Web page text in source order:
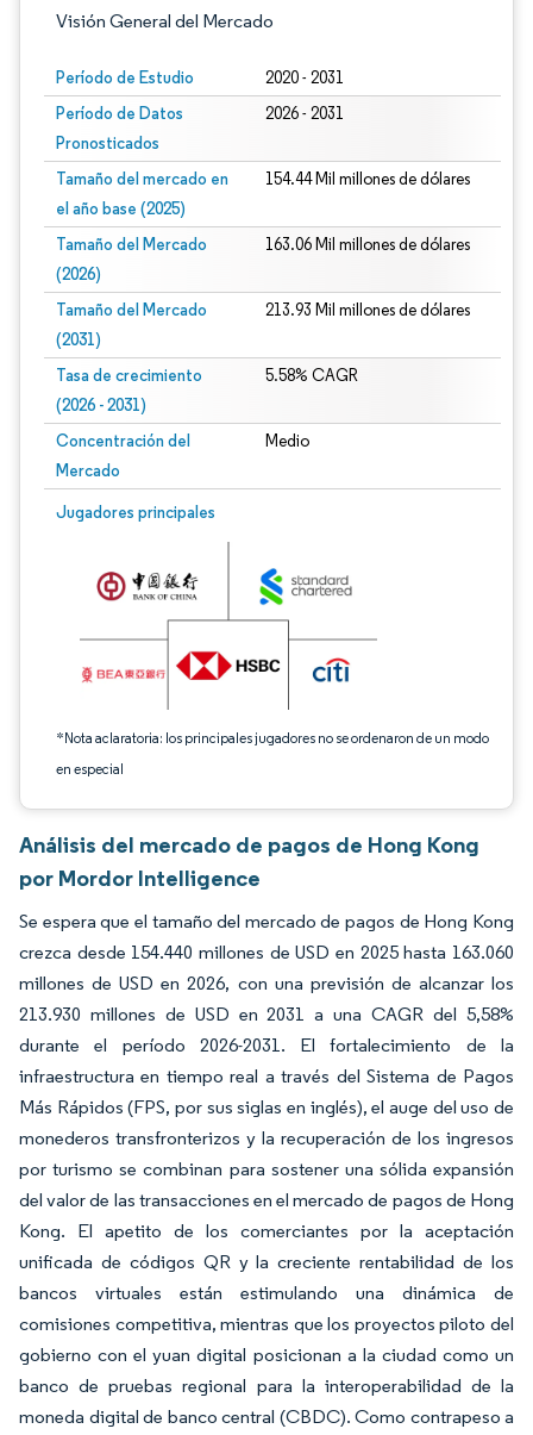
Visión General del Mercado
Período de Estudio 2020 - 2031
Período de Datos
Pronosticados
2026 - 2031
Tamaño del mercado en
el año base (2025)
154.44 Mil millones de dólares
Tamaño del Mercado
(2026)
163.06 Mil millones de dólares
Tamaño del Mercado
(2031)
213.93 Mil millones de dólares
Tasa de crecimiento
(2026 - 2031)
5.58% CAGR
Concentración del
Mercado
Medio
Jugadores principales
*Nota aclaratoria: los principales jugadores no se ordenaron de un modo
en especial
Imagen © Mordor Intelligence. El uso requiere atribución según CC BY 4.0.
Análisis del mercado de pagos de Hong Kong
por Mordor Intelligence
Se espera que el tamaño del mercado de pagos de Hong Kong
crezca desde 154.440 millones de USD en 2025 hasta 163.060
millones de USD en 2026, con una previsión de alcanzar los
213.930 millones de USD en 2031 a una CAGR del 5,58%
durante el período 2026-2031. El fortalecimiento de la
infraestructura en tiempo real a través del Sistema de Pagos
Más Rápidos (FPS, por sus siglas en inglés), el auge del uso de
monederos transfronterizos y la recuperación de los ingresos
por turismo se combinan para sostener una sólida expansión
del valor de las transacciones en el mercado de pagos de Hong
Kong. El apetito de los comerciantes por la aceptación
unificada de códigos QR y la creciente rentabilidad de los
bancos virtuales están estimulando una dinámica de
comisiones competitiva, mientras que los proyectos piloto del
gobierno con el yuan digital posicionan a la ciudad como un
banco de pruebas regional para la interoperabilidad de la
moneda digital de banco central (CBDC). Como contrapeso a